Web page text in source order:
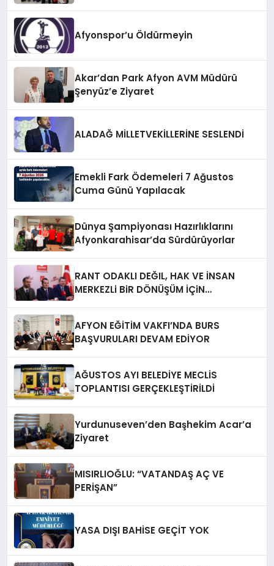
Afyonspor’u Öldürmeyin
Akar’dan Park Afyon AVM Müdürü
Şenyüz’e Ziyaret
ALADAĞ MİLLETVEKİLLERİNE SESLENDİ
Emekli Fark Ödemeleri 7 Ağustos
Cuma Günü Yapılacak
Dünya Şampiyonası Hazırlıklarını
Afyonkarahisar’da Sürdürüyorlar
RANT ODAKLI DEĞIL, HAK VE İNSAN
MERKEZLi BiR DÖNÜŞÜM İÇiN
AFYON EĞİTİM VAKFI’NDA BURS
BAŞVURULARI DEVAM EDİYOR
AĞUSTOS AYI BELEDİYE MECLİS
TOPLANTISI GERÇEKLEŞTİRİLDİ
Yurdunuseven’den Başhekim Acar’a
Ziyaret
MISIRLIOĞLU: “VATANDAŞ AÇ VE
PERİŞAN”
YASA DIŞI BAHİSE GEÇİT YOK